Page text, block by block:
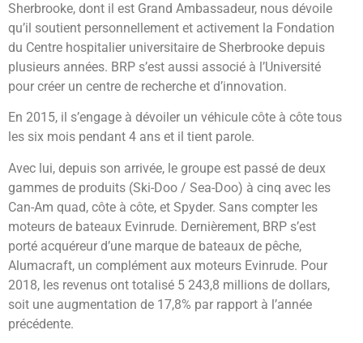
Sherbrooke, dont il est Grand Ambassadeur, nous dévoile
qu’il soutient personnellement et activement la Fondation
du Centre hospitalier universitaire de Sherbrooke depuis
plusieurs années. BRP s’est aussi associé à l’Université
pour créer un centre de recherche et d’innovation.
En 2015, il s’engage à dévoiler un véhicule côte à côte tous
les six mois pendant 4 ans et il tient parole.
Avec lui, depuis son arrivée, le groupe est passé de deux
gammes de produits (Ski-Doo / Sea-Doo) à cinq avec les
Can-Am quad, côte à côte, et Spyder. Sans compter les
moteurs de bateaux Evinrude. Dernièrement, BRP s’est
porté acquéreur d’une marque de bateaux de pêche,
Alumacraft, un complément aux moteurs Evinrude. Pour
2018, les revenus ont totalisé 5 243,8 millions de dollars,
soit une augmentation de 17,8% par rapport à l’année
précédente.